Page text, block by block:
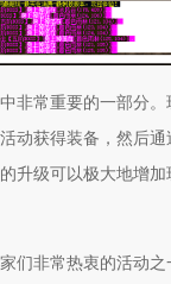
非常重要的一部分
动获得装备，然后
升级可以极大地增
们非常热衷的活动